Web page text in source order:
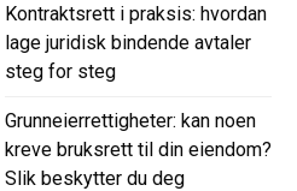
Kontraktsrett i praksis: hvordan
lage juridisk bindende avtaler
steg for steg
Grunneierrettigheter: kan noen
kreve bruksrett til din eiendom?
Slik beskytter du deg